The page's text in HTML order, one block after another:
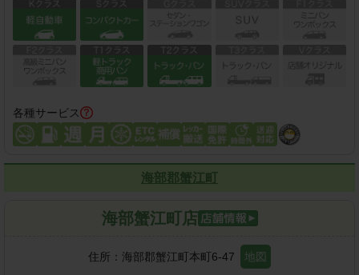
各種サービス
海部郡蟹江町
海部蟹江町店
住所： 海部郡蟹江町本町6-47 地図